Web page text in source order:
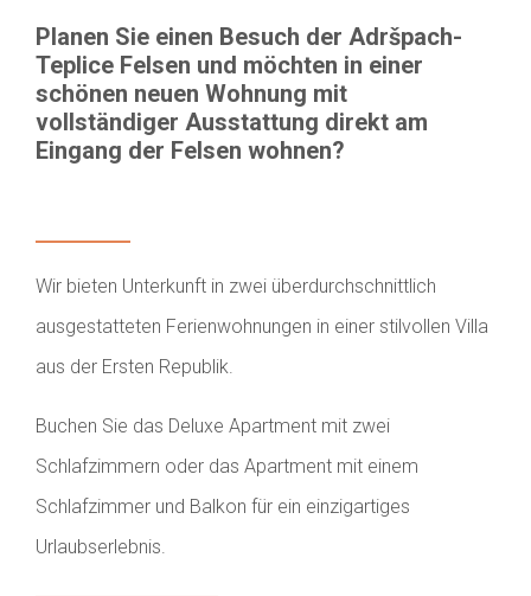
Planen Sie einen Besuch der Adršpach-
Teplice Felsen und möchten in einer
schönen neuen Wohnung mit
vollständiger Ausstattung direkt am
Eingang der Felsen wohnen?
Wir bieten Unterkunft in zwei überdurchschnittlich
ausgestatteten Ferienwohnungen in einer stilvollen Villa
aus der Ersten Republik.
Buchen Sie das Deluxe Apartment mit zwei
Schlafzimmern oder das Apartment mit einem
Schlafzimmer und Balkon für ein einzigartiges
Urlaubserlebnis.